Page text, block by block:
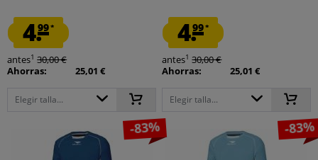
4.99*
antes1 30,00 €
Ahorras:
25,01 €
Elegir talla...
4.99*
antes1 30,00 €
Ahorras:
25,01 €
Elegir talla...
-83% -83%